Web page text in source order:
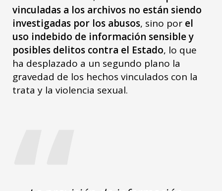
vinculadas a los archivos no están siendo
investigadas por los abusos, sino por el
uso indebido de información sensible y
posibles delitos contra el Estado, lo que
ha desplazado a un segundo plano la
gravedad de los hechos vinculados con la
trata y la violencia sexual.